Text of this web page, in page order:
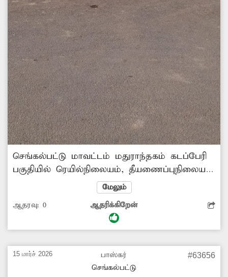
செங்கல்பட்டு மாவட்டம் மதுராந்தகம் கடப்பேரி
பகுதியில் ரெயில்நிலையம், தீயணைப்புநிலையம்
ஆகிய இடங்களுக்கு செல்லும் சாலையில்
உள்ள கண்காணிப்பு கேமராக்கள் கண்காணிப்பு
இல்லாமல் சேதமடைந்து உள்ளது. இதனால்
இரவு நேரங்களில் திருட்டு சம்பவங்கள் போன்ற
உள்ளனர். எனவே சம்பந்தப்பட்ட மாநகராட்சி
துறை அதிகாரிகள் நடவடிக்கை எடுத்து
மேலும்
ஆதரவு: 0 ஆதரிக்கிறேன்
15 மார்ச் 2026
பாஸ்கர்
செங்கல்பட்டு
#63656